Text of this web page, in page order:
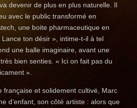
devenir de plus en plus naturelle. Il
avec le public transformé en
une boite pharmaceutique en
ton désir », intime-t-il à tel
une balle imaginaire, avant une
bien senties. « Ici on fait pas du
».
française et solidement cultivé, Marc
d’enfant, son côté artiste : alors que